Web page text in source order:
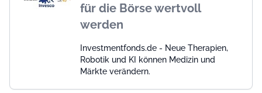
für die Börse wertvoll
werden
Investmentfonds.de - Neue Therapien,
Robotik und KI können Medizin und
Märkte verändern.